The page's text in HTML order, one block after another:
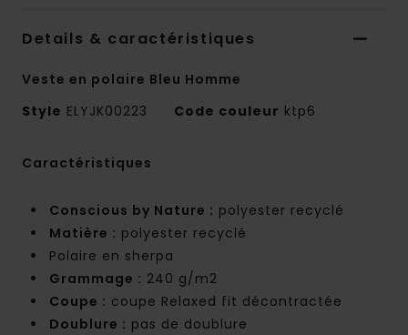
Details & caractéristiques
Veste en polaire Bleu Homme
Style ELYJK00223 Code couleur ktp6
Caractéristiques
Conscious by Nature : polyester recyclé
Matière : polyester recyclé
Polaire en sherpa
Grammage : 240 g/m2
Coupe : coupe Relaxed fit décontractée
Doublure : pas de doublure